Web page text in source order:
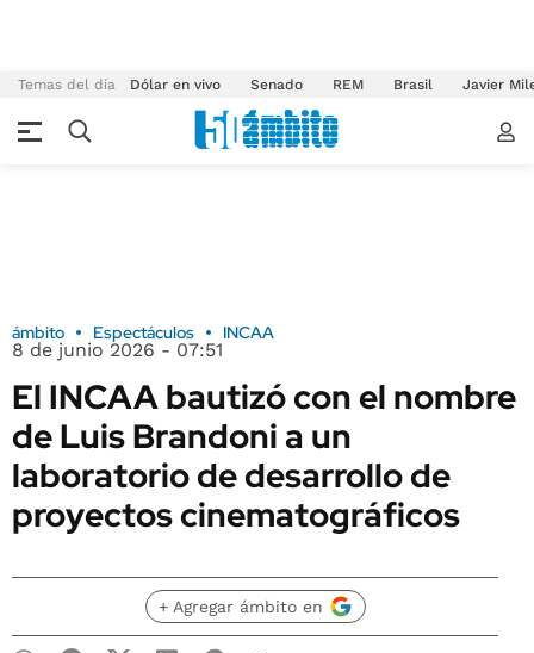
Temas del día Dólar en vivo Senado REM Brasil Javier
ámbito Espectáculos INCAA
8 de junio 2026 - 07:51
El INCAA bautizó con el nombre
de Luis Brandoni a un
laboratorio de desarrollo de
proyectos cinematográficos
+ Agregar ámbito en